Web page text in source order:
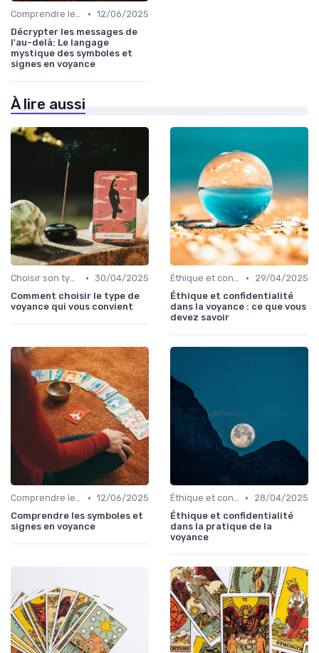
Comprendre les symboles et signes • 12/06/2025
Décrypter les messages de
l'au-delà: Le langage
mystique des symboles et
signes en voyance
À lire aussi
Choisir son type de voyance • 30/04/2025
Comment choisir le type de
voyance qui vous convient
Éthique et confidentialité •
29/04/2025
Éthique et confidentialité
dans la voyance : ce que vous
devez savoir
Comprendre les symboles et signes • 12/06/2025
Comprendre les symboles et
signes en voyance
Éthique et confidentialité •
28/04/2025
Éthique et confidentialité
dans la pratique de la
voyance